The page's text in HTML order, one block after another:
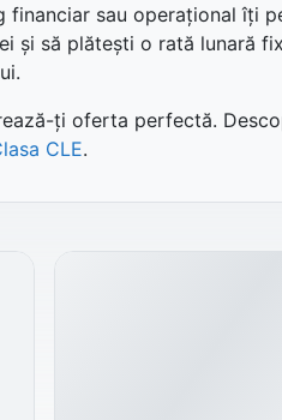
financiar sau operațional
și să plătești o rată lunară
ți oferta perfectă.
CLE.